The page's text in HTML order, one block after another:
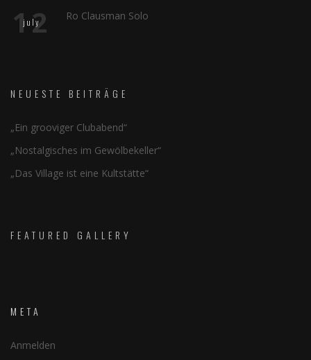
12
july Ro Clausman Solo
NEUESTE BEITRÄGE
„Ein grooviger Clubabend“
„Nostalgisches im Gewölbekeller“
„Das Village ist eine Kultstätte“
FEATURED GALLERY
META
Anmelden